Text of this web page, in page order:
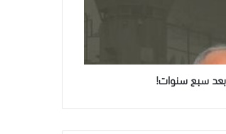
بعد سبع سنوات!